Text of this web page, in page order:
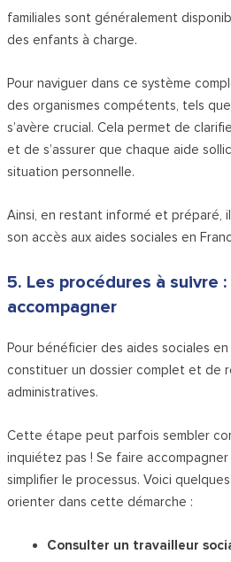
familiales sont généralement
des enfants à charge.
Pour naviguer dans ce système
des organismes compétents, tels
s’avère crucial. Cela permet de
et de s’assurer que chaque aide
situation personnelle.
Ainsi, en restant informé et préparé,
son accès aux aides sociales en
5. Les procédures à suivre
accompagner
Pour bénéficier des aides sociales
constituer un dossier complet et de
administratives.
Cette étape peut parfois sembler
inquiétez pas ! Se faire
simplifier le processus. Voici
orienter dans cette démarche :
Consulter un travailleur